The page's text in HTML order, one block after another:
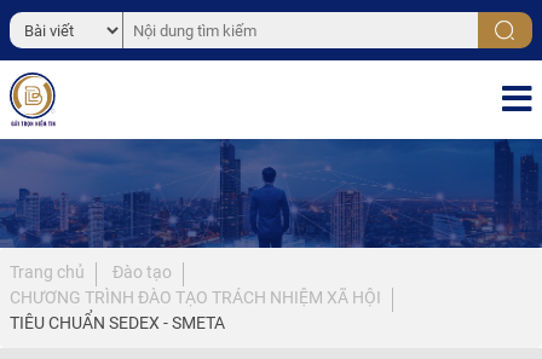
Trang chủ
Đào tạo
CHƯƠNG TRÌNH ĐÀO TẠO TRÁCH NHIỆM XÃ HỘI
TIÊU CHUẨN SEDEX - SMETA